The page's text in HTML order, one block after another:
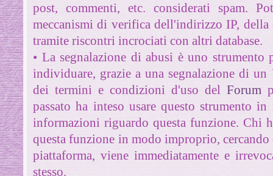
post, commenti, etc. considerati spam.
meccanismi di verifica dell'indirizzo IP, della
tramite riscontri incrociati con altri database.
• La segnalazione di abusi è uno strumento
individuare, grazie a una segnalazione di
dei termini e condizioni d'uso delForum
passato ha inteso usare questo strumento
informazioni riguardo questa funzione. Chi
questa funzione in modo improprio,
piattaforma, viene immediatamente e
stesso.